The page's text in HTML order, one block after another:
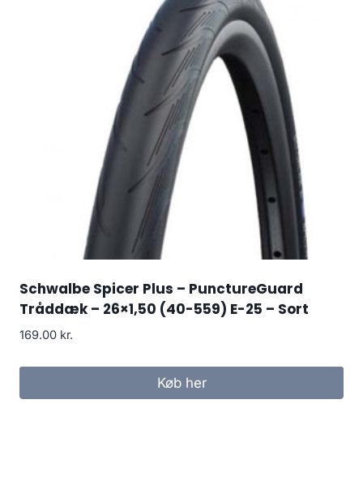
Schwalbe Spicer Plus – PunctureGuard
Tråddæk – 26×1,50 (40-559) E-25 – Sort
169.00 kr.
Køb her